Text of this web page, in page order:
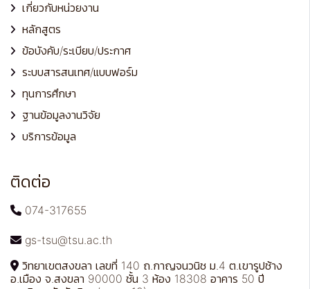
เกี่ยวกับหน่วยงาน
หลักสูตร
ข้อบังคับ/ระเบียบ/ประกาศ
ระบบสารสนเทศ/แบบฟอร์ม
ทุนการศึกษา
ฐานข้อมูลงานวิจัย
บริการข้อมูล
ติดต่อ
074-317655
gs-tsu@tsu.ac.th
วิทยาเขตสงขลา เลขที่ 140 ถ.กาญจนวนิช ม.4 ต.เขารูปช้าง
อ.เมือง จ.สงขลา 90000 ชั้น 3 ห้อง 18308 อาคาร 50 ปี